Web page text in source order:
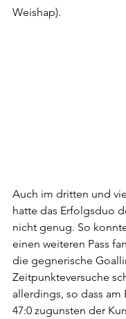
Weishap).
Auch im dritten und
hatte das Erfolgsduo
nicht genug. So
einen weiteren Pass
die gegnerische
Zeitpunkteversuche
allerdings, so dass am
47:0 zugunsten der